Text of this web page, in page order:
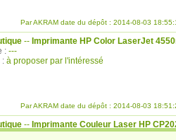
Par AKRAM date du dépôt : 2014-08-03
-- Imprimante HP Color LaserJet
: ---
: à proposer par l'intéressé
Par AKRAM date du dépôt : 2014-08-03
-- Imprimante Couleur Laser HP
:---